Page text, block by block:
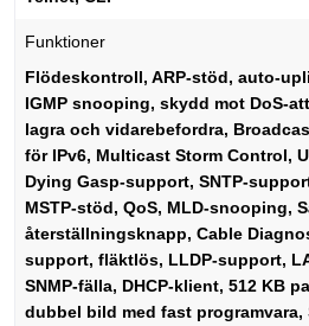
Funktioner
Flödeskontroll, ARP-stöd, auto-
IGMP snooping, skydd mot DoS-
lagra och vidarebefordra,
för IPv6, Multicast Storm Control,
Dying Gasp-support, SNTP-
MSTP-stöd, QoS, MLD-snooping,
återställningsknapp, Cable
support, fläktlös, LLDP-support,
SNMP-fälla, DHCP-klient, 512 KB
dubbel bild med fast programvara,